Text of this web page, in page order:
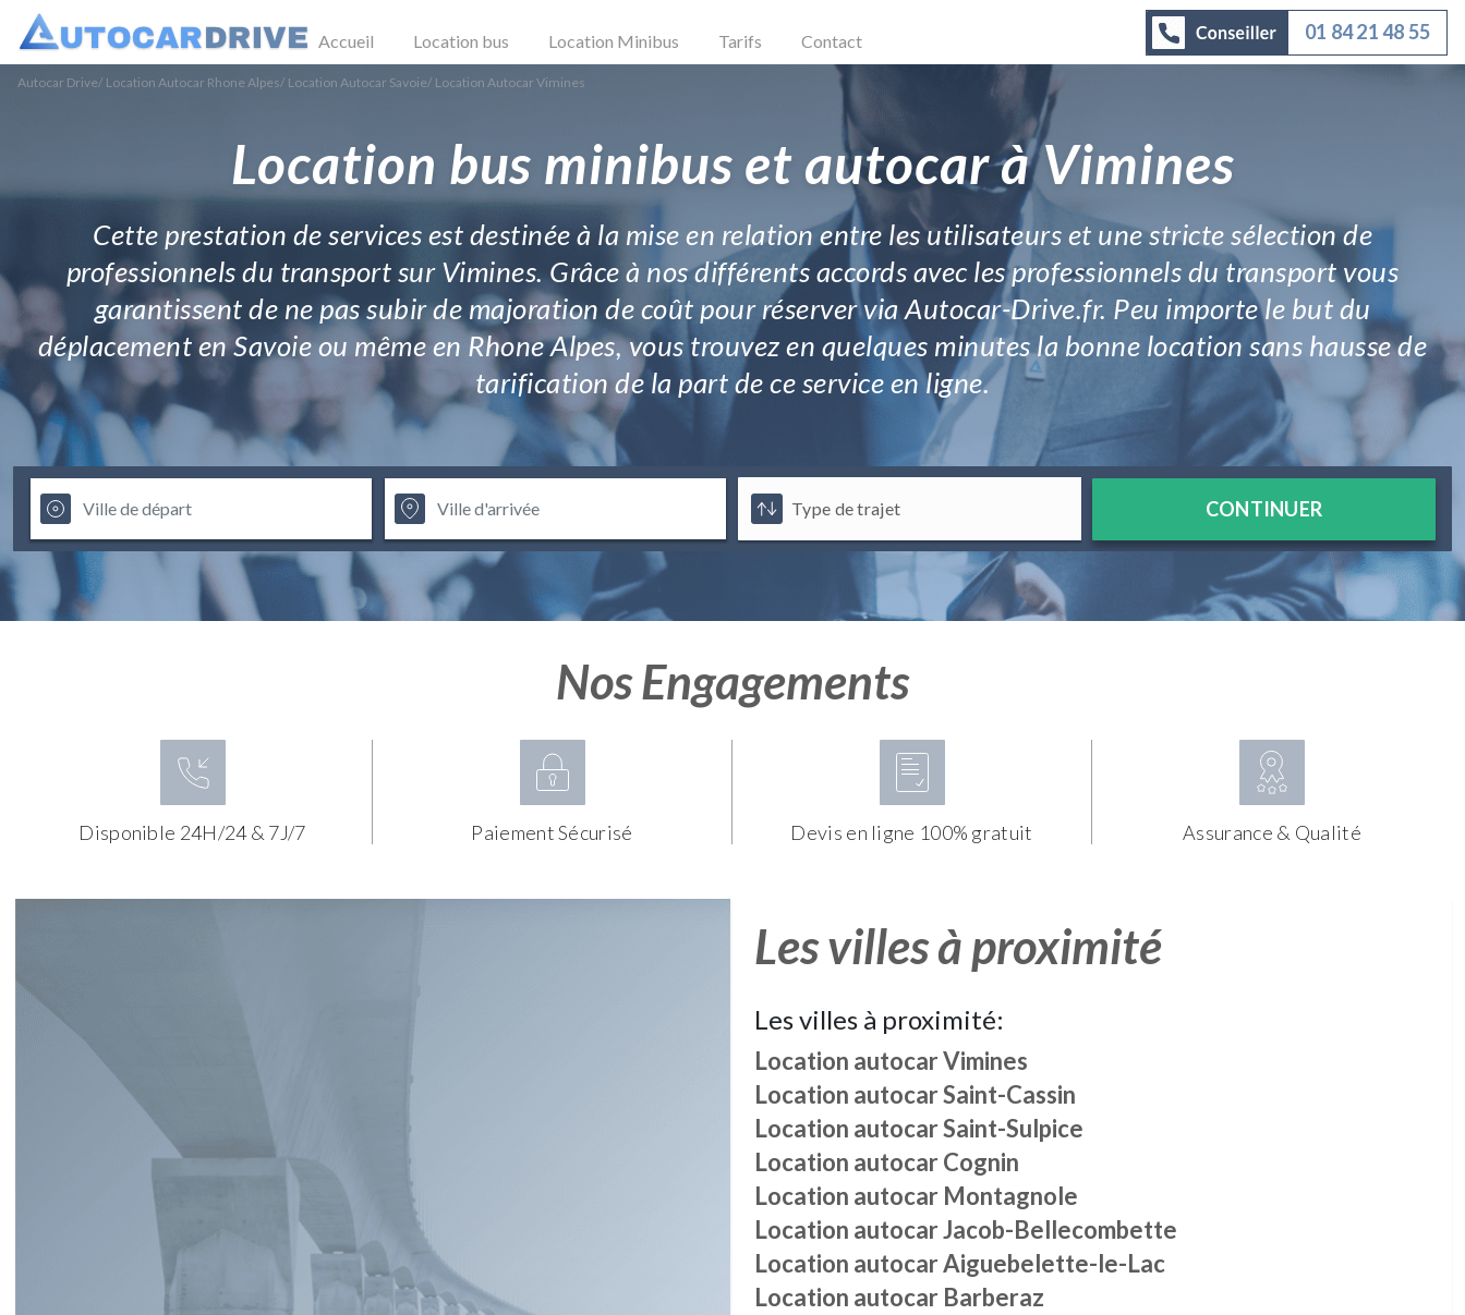
Accueil Location bus Location Minibus Tarifs Contact 01 84 21 48 55
Autocar Drive/ Location Autocar Rhone Alpes/ Location Autocar Savoie/ Location Autocar Vimines
Location bus minibus et autocar à Vimines
Cette prestation de services est destinée à la mise en relation entre les utilisateurs et une stricte sélection de
professionnels du transport sur Vimines. Grâce à nos différents accords avec les professionnels du transport vous
garantissent de ne pas subir de majoration de coût pour réserver via Autocar-Drive.fr. Peu importe le but du
déplacement en Savoie ou même en Rhone Alpes, vous trouvez en quelques minutes la bonne location sans hausse de
tarification de la part de ce service en ligne.
CONTINUER
Nos Engagements
Disponible 24H/24 & 7J/7 Paiement Sécurisé Devis en ligne 100% gratuit Assurance & Qualité
Les villes à proximité
Les villes à proximité:
Location autocarVimines
Location autocarSaint-Cassin
Location autocarSaint-Sulpice
Location autocarCognin
Location autocar Montagnole
Location autocarJacob-Bellecombette
Location autocarAiguebelette-le-Lac
Location autocar Barberaz